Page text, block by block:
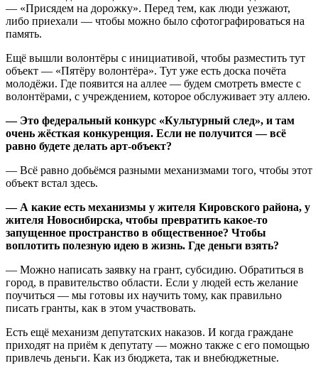
— «Присядем на дорожку». Перед тем, как люди уезжают,
либо приехали — чтобы можно было сфотографироваться на
память.
Ещё вышли волонтёры с инициативой, чтобы разместить тут
объект — «Пятёру волонтёра». Тут уже есть доска почёта
молодёжи. Где появится на аллее — будем смотреть вместе с
волонтёрами, с учреждением, которое обслуживает эту аллею.
— Это федеральный конкурс «Культурный след», и там
очень жёсткая конкуренция. Если не получится — всё
равно будете делать арт-объект?
— Всё равно добьёмся разными механизмами того, чтобы этот
объект встал здесь.
— А какие есть механизмы у жителя Кировского района, у
жителя Новосибирска, чтобы превратить какое-то
запущенное пространство в общественное? Чтобы
воплотить полезную идею в жизнь. Где деньги взять?
— Можно написать заявку на грант, субсидию. Обратиться в
город, в правительство области. Если у людей есть желание
поучиться — мы готовы их научить тому, как правильно
писать гранты, как в этом участвовать.
Есть ещё механизм депутатских наказов. И когда граждане
приходят на приём к депутату — можно также с его помощью
привлечь деньги. Как из бюджета, так и внебюджетные.